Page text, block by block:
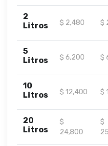
2
Litros
$ 2,480 $
5
Litros
$ 6,200 $
10
Litros
$ 12,400 $
20
Litros
$
24,800
$